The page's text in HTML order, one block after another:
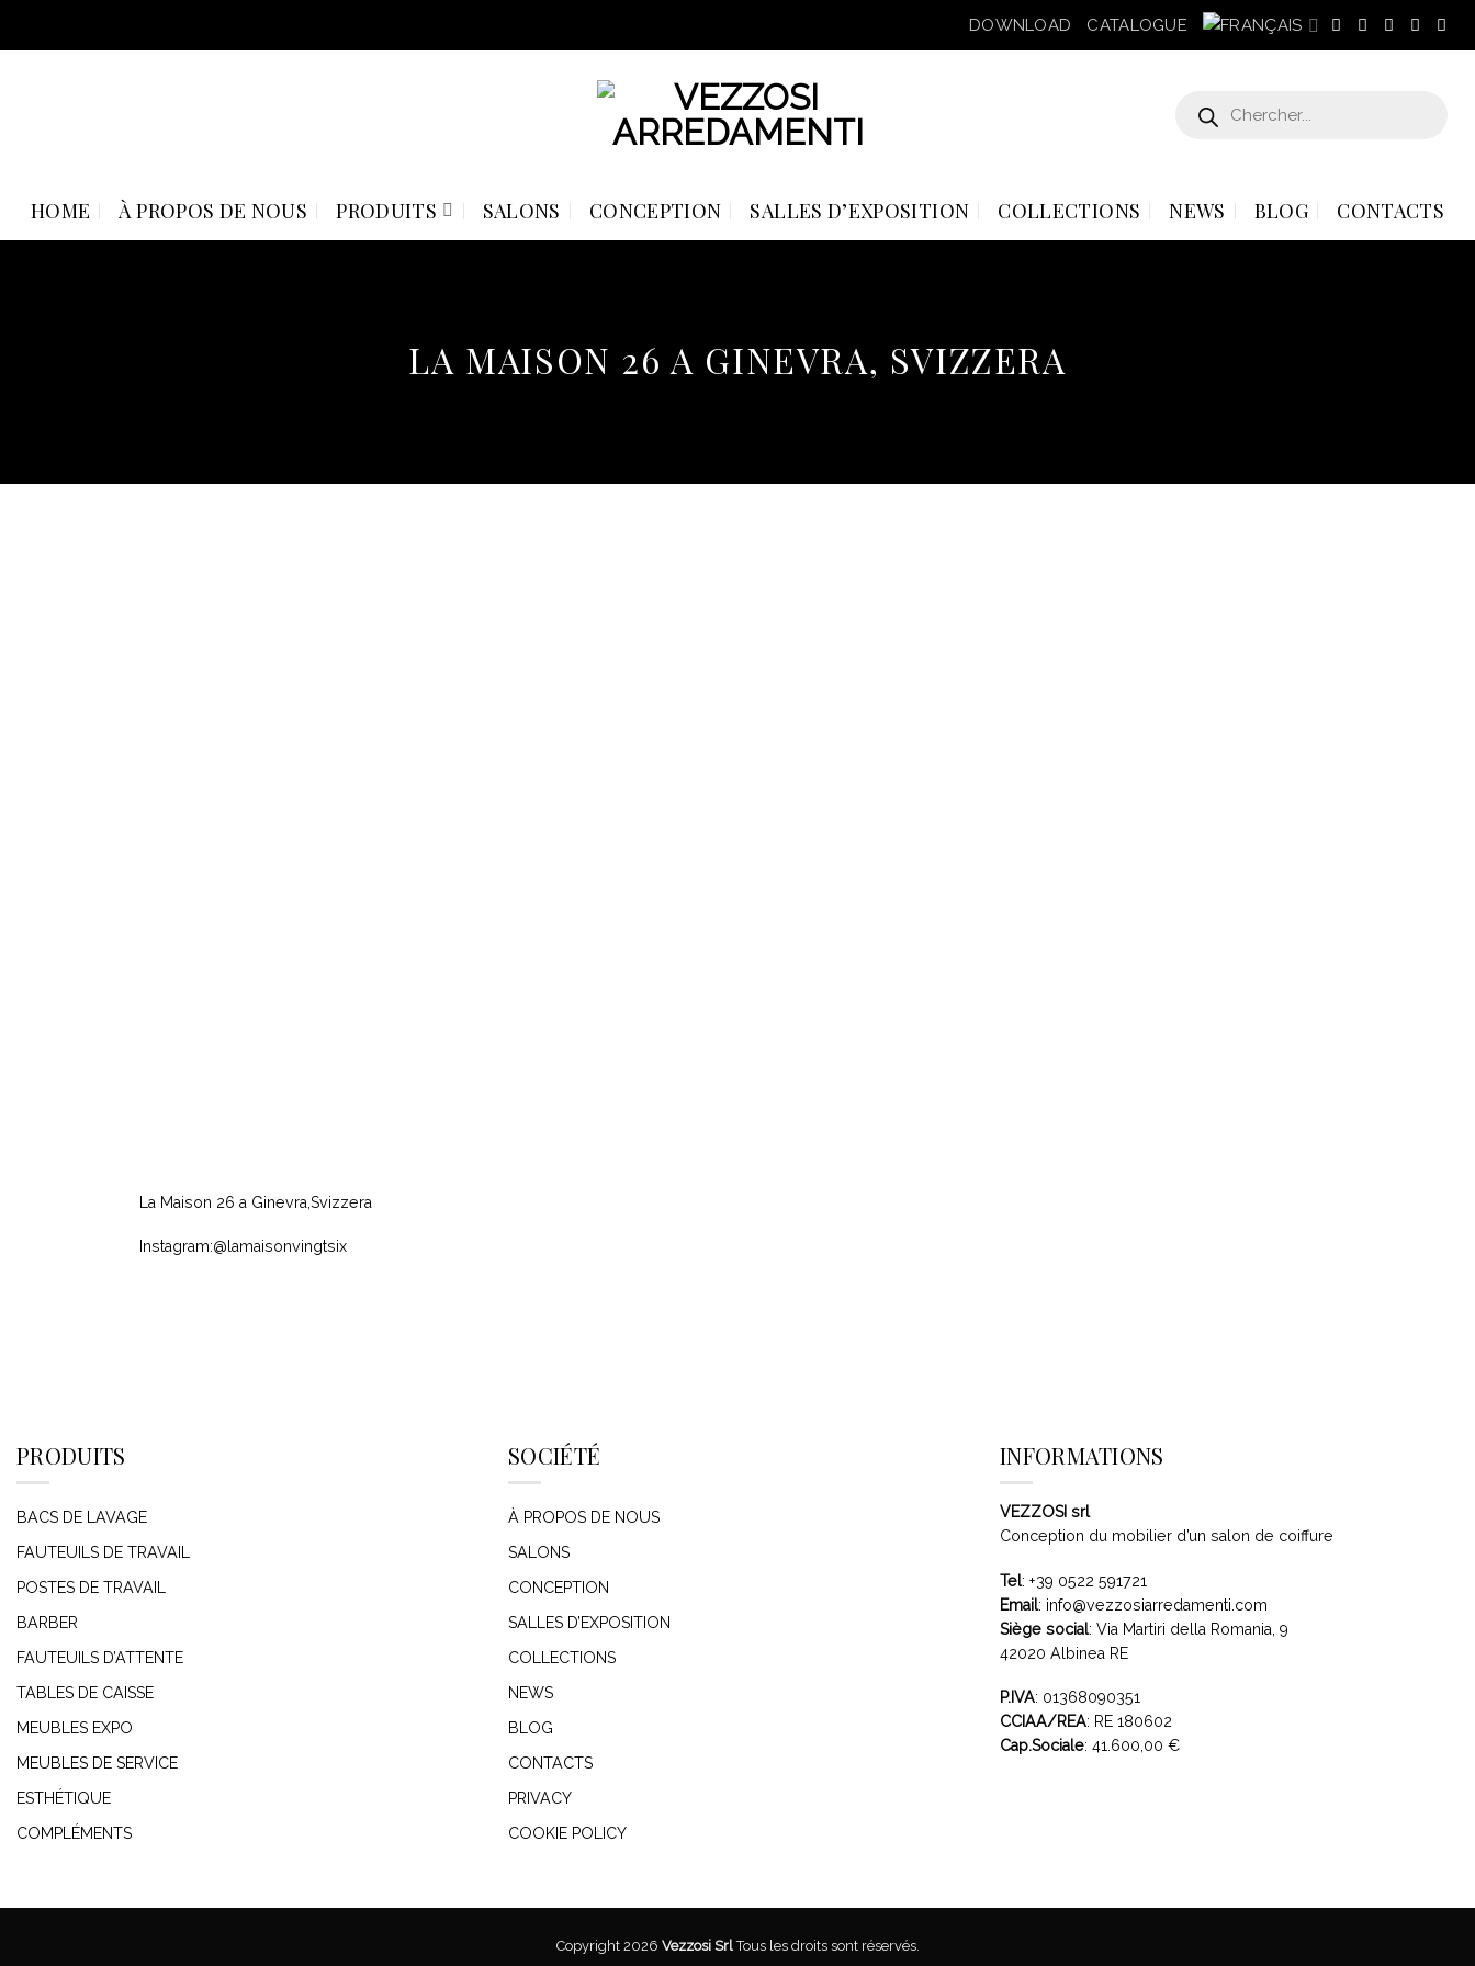
DOWNLOAD CATALOGUE
produits
HOME À PROPOS DE NOUS PRODUITS SALONS CONCEPTION SALLES D’EXPOSITION COLLECTIONS NEWS BLOG CONTACTS
LA MAISON 26 A GINEVRA, SVIZZERA
La Maison 26 a Ginevra,Svizzera
Instagram:@lamaisonvingtsix
PRODUITS
BACS DE LAVAGE
FAUTEUILS DE TRAVAIL
POSTES DE TRAVAIL
BARBER
FAUTEUILS D’ATTENTE
TABLES DE CAISSE
MEUBLES EXPO
MEUBLES DE SERVICE
ESTHÉTIQUE
COMPLÉMENTS
SOCIÉTÉ
À PROPOS DE NOUS
SALONS
CONCEPTION
SALLES D’EXPOSITION
COLLECTIONS
NEWS
BLOG
CONTACTS
PRIVACY
COOKIE POLICY
INFORMATIONS
VEZZOSI srl
Conception du mobilier d’un salon de coiffure
Tel: +39 0522 591721
Email: info@vezzosiarredamenti.com
Siège social: Via Martiri della Romania, 9
42020 Albinea RE
P.IVA: 01368090351
CCIAA/REA: RE 180602
Cap.Sociale: 41.600,00 €
Copyright 2026 Vezzosi SrlTous les droits sont réservés.